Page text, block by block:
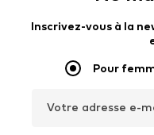
Inscrivez-vous à la
Pour
Votre adresse e-